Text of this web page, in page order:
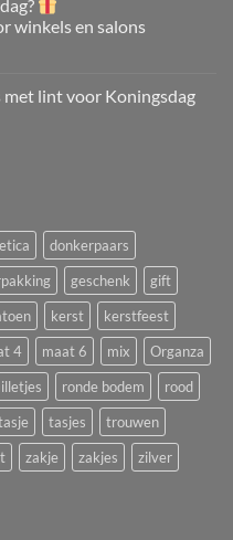
winkels en salons
met lint voor Koningsdag
donkerpaars
geschenk
gift
kerst
kerstfeest
4 maat 6 mix
Organza
ronde bodem
rood
tasjes
trouwen
zakje zakjes
zilver